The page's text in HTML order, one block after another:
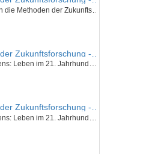
Homo s@piens: Leben im 21. Jahrhundert - Was bleibt vom Menschen? Wie sieht Ray Kurzweil unsere Zukunft? (I)